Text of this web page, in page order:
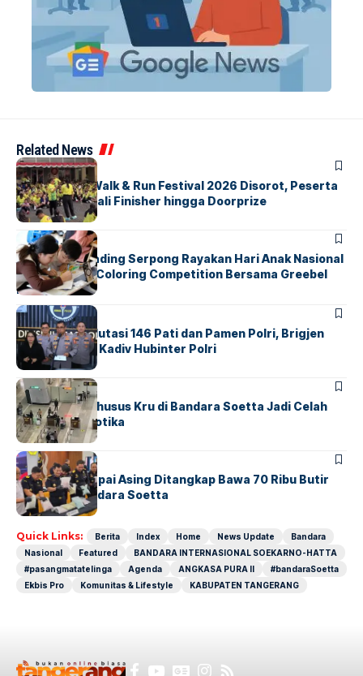
Related News
BERITAINDEX
Tangsel Fun Walk & Run Festival 2026 Disorot, Peserta
Keluhkan Medali Finisher hingga Doorprize
BERITAINDEX
Atria Hotel Gading Serpong Rayakan Hari Anak Nasional
Lewat Family Coloring Competition Bersama Greebel
Indonesia
BERITA
Mabes Polri Mutasi 146 Pati dan Pamen Polri, Brigjen
Untung Jabat Kadiv Hubinter Polri
BANDARABERITA
Ketika Jalur Khusus Kru di Bandara Soetta Jadi Celah
Sindikat Narkotika
BANDARA BERITA
Kopilot Maskapai Asing Ditangkap Bawa 70 Ribu Butir
Ekstasi di Bandara Soetta
Quick Links: Berita Index Home News Update
Bandara
Nasional
Featured
BANDARA INTERNASIONAL SOEKARNO-HATTA
#pasangmatatelinga
Agenda ANGKASA PURA II
#bandaraSoetta
Ekbis Pro
Komunitas & Lifestyle KABUPATEN TANGERANG